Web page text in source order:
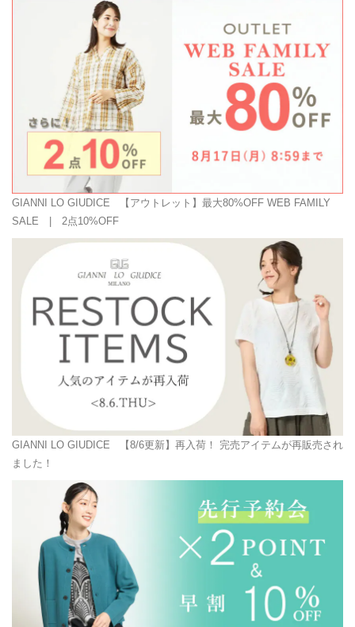
GIANNI LO GIUDICE 【アウトレット】最大80%OFF WEB FAMILY
SALE | 2点10%OFF
GIANNI LO GIUDICE 【8/6更新】再入荷！ 完売アイテムが再販売され
ました！